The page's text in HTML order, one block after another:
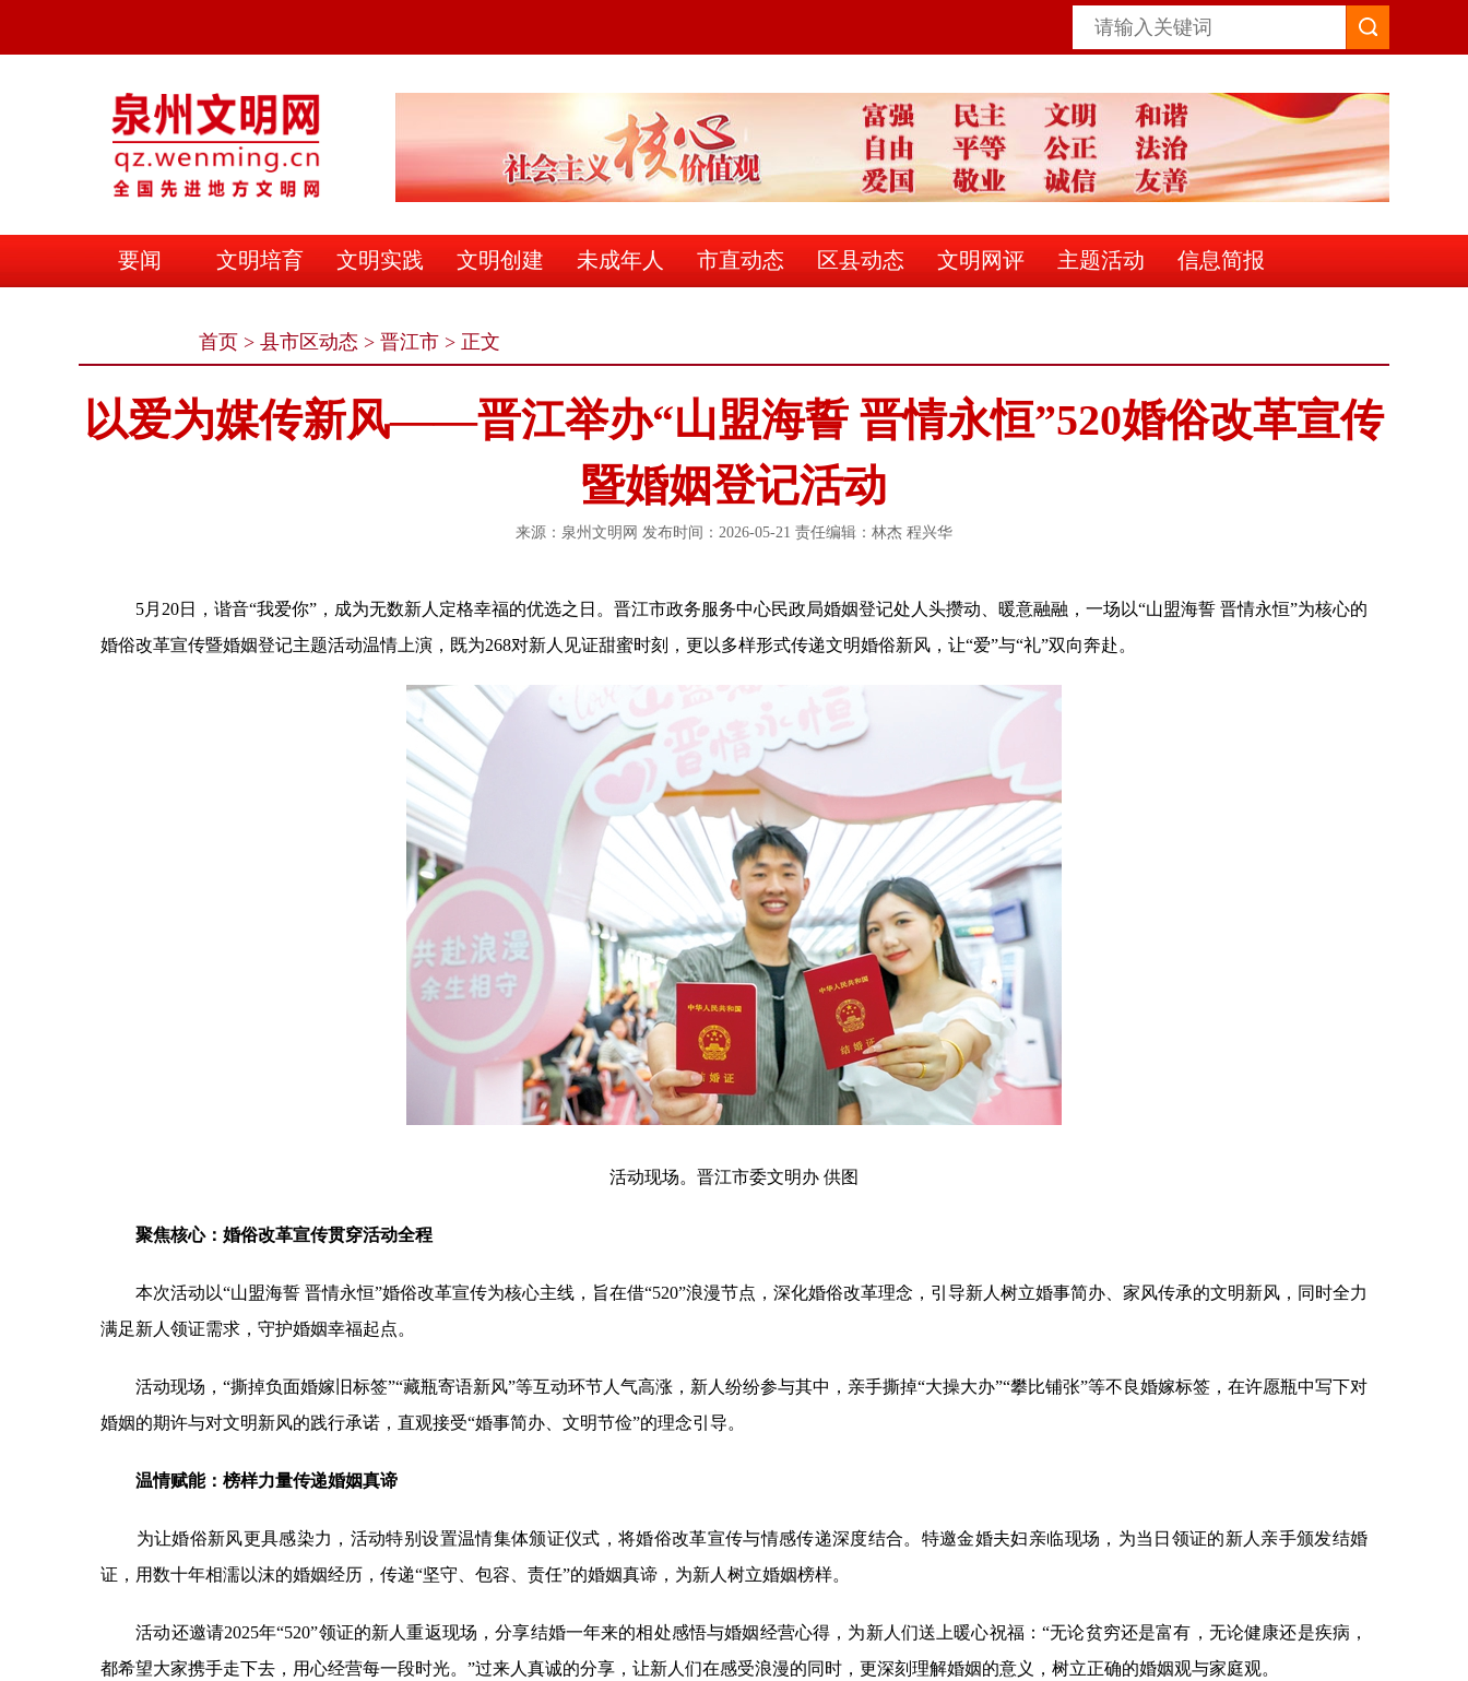
要闻 文明培育 文明实践 文明创建 未成年人 市直动态 区县动态 文明网评 主题活动 信息简报
首页 > 县市区动态 > 晋江市 > 正文
以爱为媒传新风——晋江举办“山盟海誓 晋情永恒”520婚俗改革宣传
暨婚姻登记活动
来源：泉州文明网 发布时间：2026-05-21 责任编辑：林杰 程兴华
5月20日，谐音“我爱你”，成为无数新人定格幸福的优选之日。晋江市政务服务中心民政局婚姻登记处人头攒动、暖意融融，一场以“山盟海誓 晋情永恒”为核心的
婚俗改革宣传暨婚姻登记主题活动温情上演，既为268对新人见证甜蜜时刻，更以多样形式传递文明婚俗新风，让“爱”与“礼”双向奔赴。
活动现场。晋江市委文明办 供图
聚焦核心：婚俗改革宣传贯穿活动全程
本次活动以“山盟海誓 晋情永恒”婚俗改革宣传为核心主线，旨在借“520”浪漫节点，深化婚俗改革理念，引导新人树立婚事简办、家风传承的文明新风，同时全力
满足新人领证需求，守护婚姻幸福起点。
活动现场，“撕掉负面婚嫁旧标签”“藏瓶寄语新风”等互动环节人气高涨，新人纷纷参与其中，亲手撕掉“大操大办”“攀比铺张”等不良婚嫁标签，在许愿瓶中写下对
婚姻的期许与对文明新风的践行承诺，直观接受“婚事简办、文明节俭”的理念引导。
温情赋能：榜样力量传递婚姻真谛
为让婚俗新风更具感染力，活动特别设置温情集体颁证仪式，将婚俗改革宣传与情感传递深度结合。特邀金婚夫妇亲临现场，为当日领证的新人亲手颁发结婚
证，用数十年相濡以沫的婚姻经历，传递“坚守、包容、责任”的婚姻真谛，为新人树立婚姻榜样。
活动还邀请2025年“520”领证的新人重返现场，分享结婚一年来的相处感悟与婚姻经营心得，为新人们送上暖心祝福：“无论贫穷还是富有，无论健康还是疾病，
都希望大家携手走下去，用心经营每一段时光。”过来人真诚的分享，让新人们在感受浪漫的同时，更深刻理解婚姻的意义，树立正确的婚姻观与家庭观。